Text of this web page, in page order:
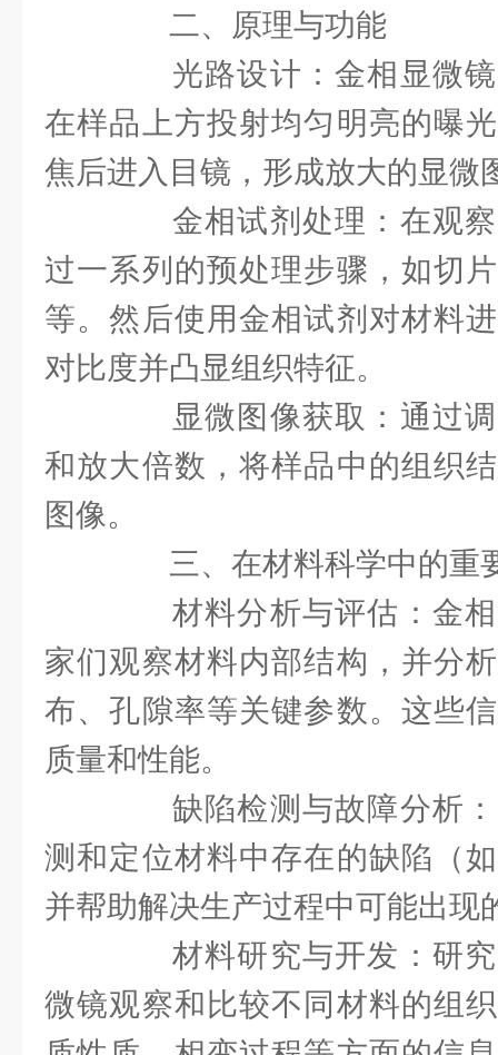
二、原理与功能
光路设计：金相显微镜
在样品上方投射均匀明亮的曝
焦后进入目镜，形成放大的显微
金相试剂处理：在观察
过一系列的预处理步骤，如切
等。然后使用金相试剂对材料
对比度并凸显组织特征。
显微图像获取：通过调
和放大倍数，将样品中的组织
图像。
三、在材料科学中的重
材料分析与评估：金相
家们观察材料内部结构，并分
布、孔隙率等关键参数。这些
质量和性能。
缺陷检测与故障分析：
测和定位材料中存在的缺陷（
并帮助解决生产过程中可能出现
材料研究与开发：研究
微镜观察和比较不同材料的组